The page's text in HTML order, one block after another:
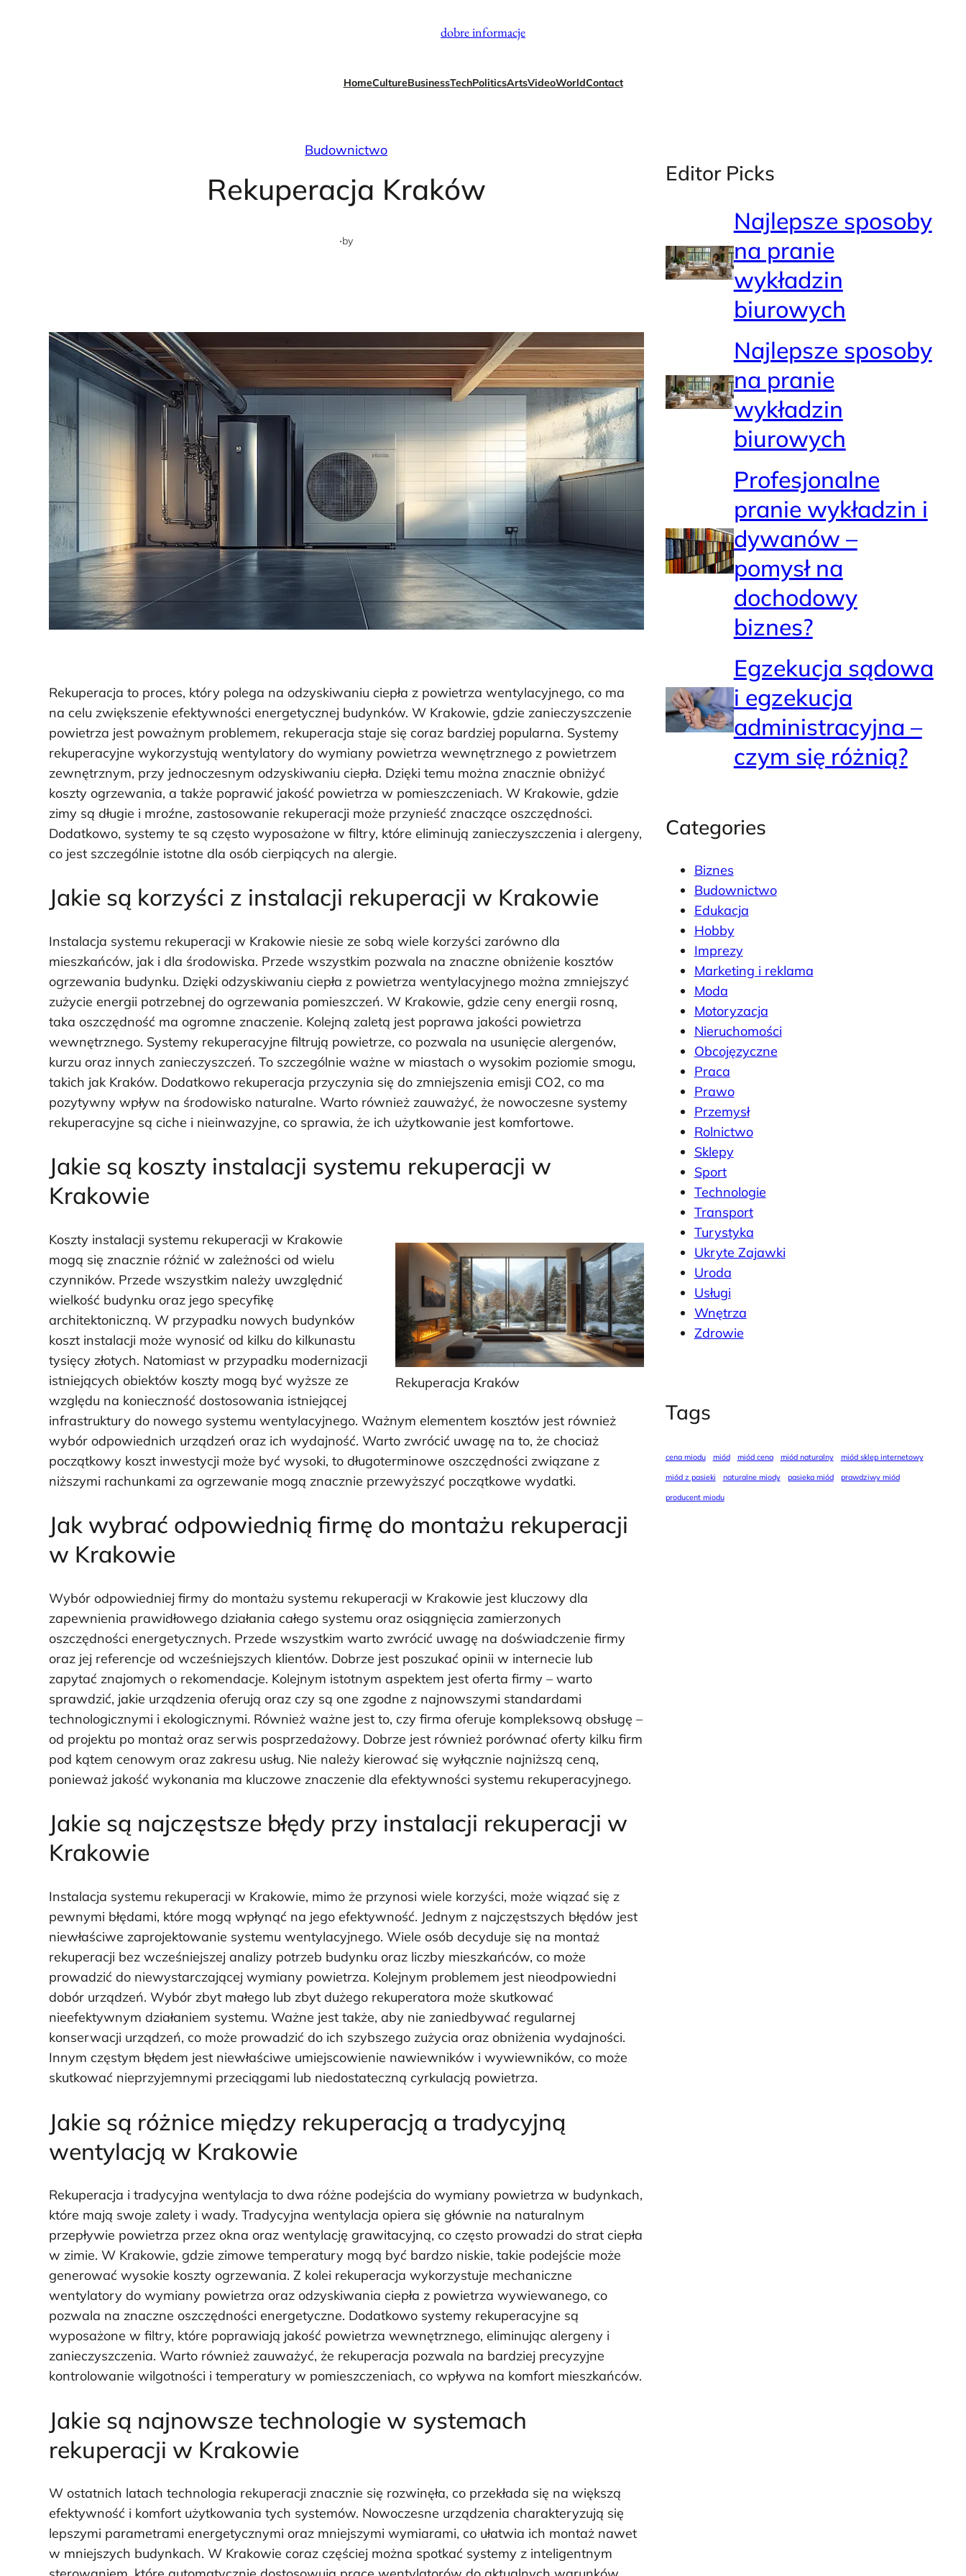
dobre informacje
HomeCultureBusinessTechPoliticsArtsVideoWorldContact
Budownictwo
Rekuperacja Kraków
·by
Rekuperacja to proces, który polega na odzyskiwaniu ciepła z powietrza wentylacyjnego, co ma
na celu zwiększenie efektywności energetycznej budynków. W Krakowie, gdzie zanieczyszczenie
powietrza jest poważnym problemem, rekuperacja staje się coraz bardziej popularna. Systemy
rekuperacyjne wykorzystują wentylatory do wymiany powietrza wewnętrznego z powietrzem
zewnętrznym, przy jednoczesnym odzyskiwaniu ciepła. Dzięki temu można znacznie obniżyć
koszty ogrzewania, a także poprawić jakość powietrza w pomieszczeniach. W Krakowie, gdzie
zimy są długie i mroźne, zastosowanie rekuperacji może przynieść znaczące oszczędności.
Dodatkowo, systemy te są często wyposażone w filtry, które eliminują zanieczyszczenia i alergeny,
co jest szczególnie istotne dla osób cierpiących na alergie.
Jakie są korzyści z instalacji rekuperacji w Krakowie
Instalacja systemu rekuperacji w Krakowie niesie ze sobą wiele korzyści zarówno dla
mieszkańców, jak i dla środowiska. Przede wszystkim pozwala na znaczne obniżenie kosztów
ogrzewania budynku. Dzięki odzyskiwaniu ciepła z powietrza wentylacyjnego można zmniejszyć
zużycie energii potrzebnej do ogrzewania pomieszczeń. W Krakowie, gdzie ceny energii rosną,
taka oszczędność ma ogromne znaczenie. Kolejną zaletą jest poprawa jakości powietrza
wewnętrznego. Systemy rekuperacyjne filtrują powietrze, co pozwala na usunięcie alergenów,
kurzu oraz innych zanieczyszczeń. To szczególnie ważne w miastach o wysokim poziomie smogu,
takich jak Kraków. Dodatkowo rekuperacja przyczynia się do zmniejszenia emisji CO2, co ma
pozytywny wpływ na środowisko naturalne. Warto również zauważyć, że nowoczesne systemy
rekuperacyjne są ciche i nieinwazyjne, co sprawia, że ich użytkowanie jest komfortowe.
Jakie są koszty instalacji systemu rekuperacji w
Krakowie
Rekuperacja Kraków
Koszty instalacji systemu rekuperacji w Krakowie
mogą się znacznie różnić w zależności od wielu
czynników. Przede wszystkim należy uwzględnić
wielkość budynku oraz jego specyfikę
architektoniczną. W przypadku nowych budynków
koszt instalacji może wynosić od kilku do kilkunastu
tysięcy złotych. Natomiast w przypadku modernizacji
istniejących obiektów koszty mogą być wyższe ze
względu na konieczność dostosowania istniejącej
infrastruktury do nowego systemu wentylacyjnego. Ważnym elementem kosztów jest również
wybór odpowiednich urządzeń oraz ich wydajność. Warto zwrócić uwagę na to, że chociaż
początkowy koszt inwestycji może być wysoki, to długoterminowe oszczędności związane z
niższymi rachunkami za ogrzewanie mogą znacznie przewyższyć początkowe wydatki.
Jak wybrać odpowiednią firmę do montażu rekuperacji
w Krakowie
Wybór odpowiedniej firmy do montażu systemu rekuperacji w Krakowie jest kluczowy dla
zapewnienia prawidłowego działania całego systemu oraz osiągnięcia zamierzonych
oszczędności energetycznych. Przede wszystkim warto zwrócić uwagę na doświadczenie firmy
oraz jej referencje od wcześniejszych klientów. Dobrze jest poszukać opinii w internecie lub
zapytać znajomych o rekomendacje. Kolejnym istotnym aspektem jest oferta firmy – warto
sprawdzić, jakie urządzenia oferują oraz czy są one zgodne z najnowszymi standardami
technologicznymi i ekologicznymi. Również ważne jest to, czy firma oferuje kompleksową obsługę –
od projektu po montaż oraz serwis posprzedażowy. Dobrze jest również porównać oferty kilku firm
pod kątem cenowym oraz zakresu usług. Nie należy kierować się wyłącznie najniższą ceną,
ponieważ jakość wykonania ma kluczowe znaczenie dla efektywności systemu rekuperacyjnego.
Jakie są najczęstsze błędy przy instalacji rekuperacji w
Krakowie
Instalacja systemu rekuperacji w Krakowie, mimo że przynosi wiele korzyści, może wiązać się z
pewnymi błędami, które mogą wpłynąć na jego efektywność. Jednym z najczęstszych błędów jest
niewłaściwe zaprojektowanie systemu wentylacyjnego. Wiele osób decyduje się na montaż
rekuperacji bez wcześniejszej analizy potrzeb budynku oraz liczby mieszkańców, co może
prowadzić do niewystarczającej wymiany powietrza. Kolejnym problemem jest nieodpowiedni
dobór urządzeń. Wybór zbyt małego lub zbyt dużego rekuperatora może skutkować
nieefektywnym działaniem systemu. Ważne jest także, aby nie zaniedbywać regularnej
konserwacji urządzeń, co może prowadzić do ich szybszego zużycia oraz obniżenia wydajności.
Innym częstym błędem jest niewłaściwe umiejscowienie nawiewników i wywiewników, co może
skutkować nieprzyjemnymi przeciągami lub niedostateczną cyrkulacją powietrza.
Jakie są różnice między rekuperacją a tradycyjną
wentylacją w Krakowie
Rekuperacja i tradycyjna wentylacja to dwa różne podejścia do wymiany powietrza w budynkach,
które mają swoje zalety i wady. Tradycyjna wentylacja opiera się głównie na naturalnym
przepływie powietrza przez okna oraz wentylację grawitacyjną, co często prowadzi do strat ciepła
w zimie. W Krakowie, gdzie zimowe temperatury mogą być bardzo niskie, takie podejście może
generować wysokie koszty ogrzewania. Z kolei rekuperacja wykorzystuje mechaniczne
wentylatory do wymiany powietrza oraz odzyskiwania ciepła z powietrza wywiewanego, co
pozwala na znaczne oszczędności energetyczne. Dodatkowo systemy rekuperacyjne są
wyposażone w filtry, które poprawiają jakość powietrza wewnętrznego, eliminując alergeny i
zanieczyszczenia. Warto również zauważyć, że rekuperacja pozwala na bardziej precyzyjne
kontrolowanie wilgotności i temperatury w pomieszczeniach, co wpływa na komfort mieszkańców.
Jakie są najnowsze technologie w systemach
rekuperacji w Krakowie
W ostatnich latach technologia rekuperacji znacznie się rozwinęła, co przekłada się na większą
efektywność i komfort użytkowania tych systemów. Nowoczesne urządzenia charakteryzują się
lepszymi parametrami energetycznymi oraz mniejszymi wymiarami, co ułatwia ich montaż nawet
w mniejszych budynkach. W Krakowie coraz częściej można spotkać systemy z inteligentnym
Editor Picks
Najlepsze sposoby
na pranie
wykładzin
biurowych
Najlepsze sposoby
na pranie
wykładzin
biurowych
Profesjonalne
pranie wykładzin i
dywanów –
pomysł na
dochodowy
biznes?
Egzekucja sądowa
i egzekucja
administracyjna –
czym się różnią?
Categories
Biznes
Budownictwo
Edukacja
Hobby
Imprezy
Marketing i reklama
Moda
Motoryzacja
Nieruchomości
Obcojęzyczne
Praca
Prawo
Przemysł
Rolnictwo
Sklepy
Sport
Technologie
Transport
Turystyka
Ukryte Zajawki
Uroda
Usługi
Wnętrza
Zdrowie
Tags
cena miodu miód miód cena miód naturalny
miód sklep internetowy
miód z pasieki
naturalne miody pasieka miód
prawdziwy miód
producent miodu